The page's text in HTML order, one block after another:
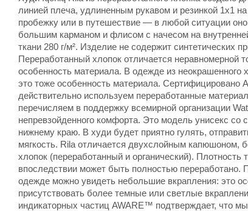
линией плеча, удлиненным рукавом и резинкой 1х1
пробежку или в путешествие — в любой ситуации
большим карманом и флисом с начесом на
ткани 280 г/м². Изделие не содержит синтетических
Переработанный хлопок отличается
особенность материала. В одежде из
это тоже особенность материала.
действительно используем переработанные
перечисляем в поддержку всемирной организации
непревзойденного комфорта. Это модель унисекс
нижнему краю. В худи будет приятно гулять,
мягкость. Rila отличается двухслойным капюшоном,
хлопок (переработанный и органический). Плотность
впоследствии может быть полностью переработано.
одежде можно увидеть небольшие вкрапления: это
присутствовать более темные или светлые
индикаторных частиц AWARE™ подтверждает, что